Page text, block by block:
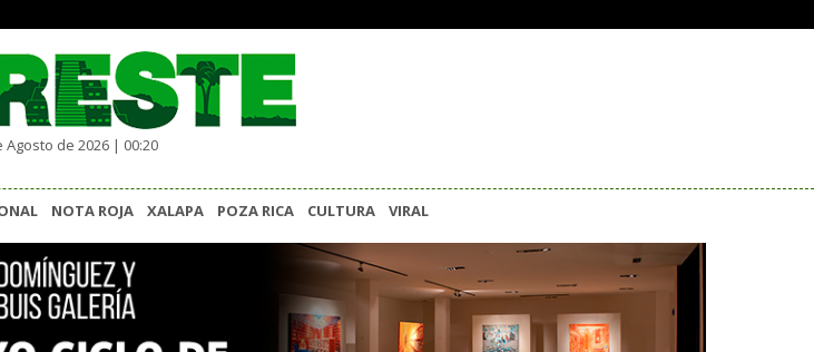
Agosto de 2026 | 00:20
NOTA ROJA XALAPA POZA RICA CULTURA VIRAL